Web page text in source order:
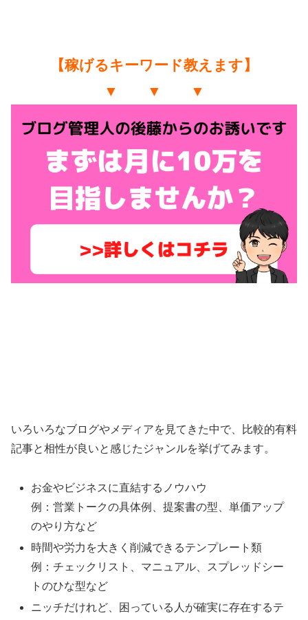
【稼げるキーワード教えます】
▼ ▼ ▼
いろいろなブログやメディアを見てきた中で、比較的有料
記事と相性が良いと感じたジャンルを挙げてみます。
お金やビジネスに直結するノウハウ
例：営業トークの具体例、提案書の型、単価アップ
のやり方など
時間や労力を大きく削減できるテンプレート類
例：チェックリスト、マニュアル、スプレッドシー
トのひな型など
ニッチだけれど、困っている人が確実に存在するテ